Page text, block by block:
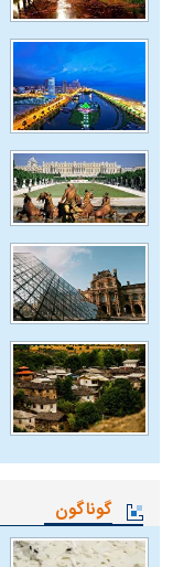
گوناگون